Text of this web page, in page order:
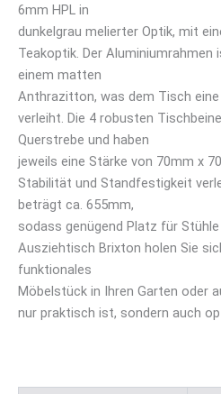
6mm HPL in
dunkelgrau melierter Optik, mit
Teakoptik. Der
einem matten
Anthrazitton, was dem Tisch
verleiht. Die 4 robusten
Querstrebe und haben
jeweils eine Stärke von 70mm x
Stabilität und Standfestigkeit
beträgt ca. 655mm,
sodass genügend Platz für
Ausziehtisch Brixton holen Sie
funktionales
Möbelstück in Ihren Garten oder
nur praktisch ist, sondern auch